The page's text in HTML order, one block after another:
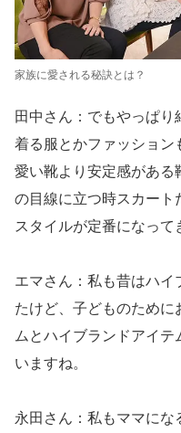
家族に愛される秘訣とは？
田中さん：でもやっぱり
着る服とかファッショ
愛い靴より安定感があ
の目線に立つ時スカー
スタイルが定番になって
エマさん：私も昔はハ
たけど、子どものため
ムとハイブランドアイ
いますね。
永田さん：私もママに